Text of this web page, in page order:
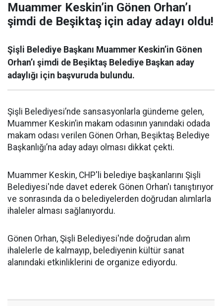
Muammer Keskin’in Gönen Orhan’ı
şimdi de Beşiktaş için aday adayı oldu!
Şişli Belediye Başkanı Muammer Keskin’in Gönen
Orhan’ı şimdi de Beşiktaş Belediye Başkan aday
adaylığı için başvuruda bulundu.
Şişli Belediyesi’nde sansasyonlarla gündeme gelen,
Muammer Keskin’in makam odasının yanındaki odada
makam odası verilen Gönen Orhan, Beşiktaş Belediye
Başkanlığı’na aday adayı olması dikkat çekti.
Muammer Keskin, CHP'li belediye başkanlarını Şişli
Belediyesi'nde davet ederek Gönen Orhan'ı tanıştırıyor
ve sonrasında da o belediyelerden doğrudan alımlarla
ihaleler alması sağlanıyordu.
Gönen Orhan, Şişli Belediyesi'nde doğrudan alım
ihalelerle de kalmayıp, belediyenin kültür sanat
alanındaki etkinliklerini de organize ediyordu.